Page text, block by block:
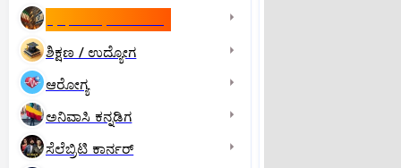
ಶಿಕ್ಷಣ / ಉದ್ಯೋಗ
ಆರೋಗ್ಯ
ಅನಿವಾಸಿ ಕನ್ನಡಿಗ
ಸೆಲೆಬ್ರಿಟಿ ಕಾರ್ನರ್‌